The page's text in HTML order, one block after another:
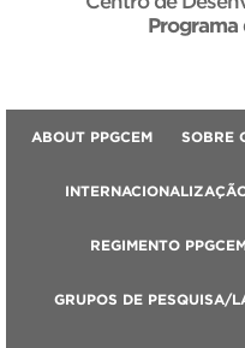
Programa
ABOUT PPGCEM SOBRE
REGIMENTO
GRUPOS DE PESQUISA/